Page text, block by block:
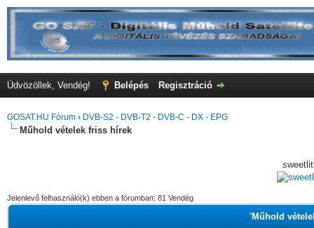
Üdvözöllek, Vendég! Belépés Regisztráció
GOSAT.HU Fórum › DVB-S2 - DVB-T2 - DVB-C - DX - EPG
Műhold vételek friss hírek
Jelenlevő felhasználó(k) ebben a fórumban: 81 Vendég
'Műhold